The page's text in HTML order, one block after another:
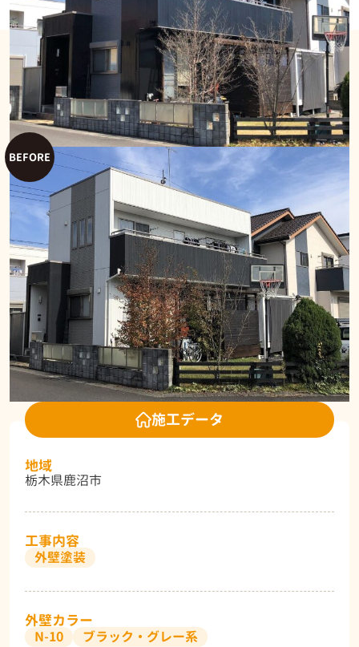
施工データ
地域
栃木県鹿沼市
工事内容
外壁塗装
外壁カラー
N-10 ブラック・グレー系